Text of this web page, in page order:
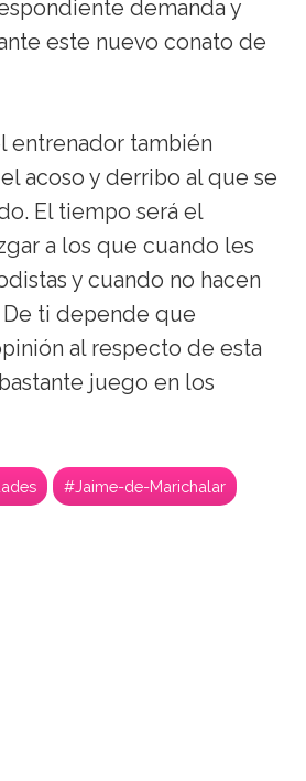
demanda y
este nuevo conato de
entrenador también
acoso y derribo al que se
El tiempo será el
a los que cuando les
y cuando no hacen
ti depende que
al respecto de esta
juego en los
#Jaime-de-Marichalar